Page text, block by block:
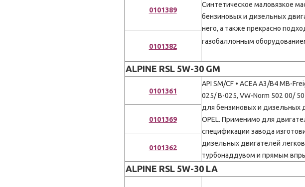
Cинтетическое маловязкое
бензиновых и дизельных
него, а также прекрасно
газобаллонным
0101389
0101382
ALPINE RSL 5W-30 GM
0101361
API SM/CF • ACEA A3/B4 MB-
025/ B-025, VW-Norm 502 00/
для бензиновых и дизельных
OPEL. Применимо для
спецификации завода
дизельных двигателей
турбонаддувом и прямым
0101369
0101362
ALPINE RSL 5W-30 LA